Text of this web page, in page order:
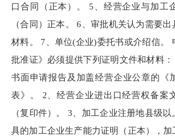
口合同（正本）。 5、经营企业与加工
（合同）正本。 6、审批机关认为需要
材料。 7、单位(企业)委托书或介绍信。
批准证》必须提供下列证明文件和材料
书面申请报告及加盖经营企业公章的《
表》。 2、经营企业进出口经营权备案
（复印件）。 3、加工企业注册地县级
具的加工企业生产能力证明（正本），加